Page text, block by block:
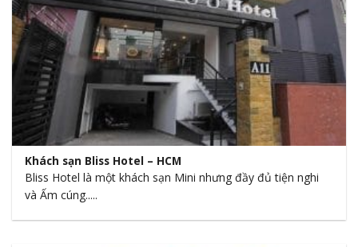
Khách sạn Bliss Hotel – HCM
Bliss Hotel là một khách sạn Mini nhưng đầy đủ tiện nghi
và Ấm cúng.....